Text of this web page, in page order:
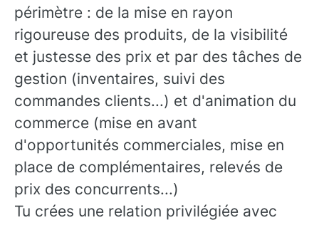
périmètre : de la mise en rayon
rigoureuse des produits, de la visibilité
et justesse des prix et par des tâches de
gestion (inventaires, suivi des
commandes clients...) et d'animation du
commerce (mise en avant
d'opportunités commerciales, mise en
place de complémentaires, relevés de
prix des concurrents...)
Tu crées une relation privilégiée avec